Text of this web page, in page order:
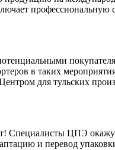
профессиональную
в таких
для тульских
Специалисты ЦПЭ
и перевод